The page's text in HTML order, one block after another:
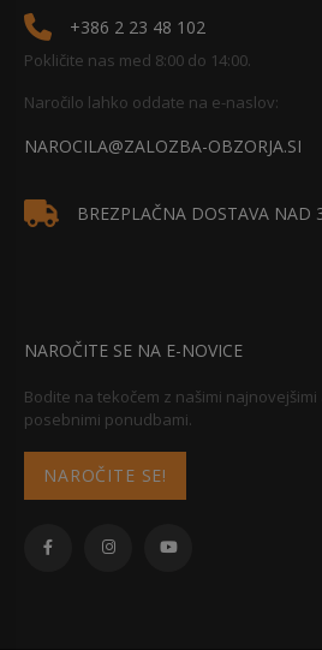
+386 2 23 48 102
Pokličite nas med 8:00 do 14:00.
Naročilo lahko oddate na e-naslov:
NAROCILA@ZALOZBA-OBZORJA.SI
BREZPLAČNA DOSTAVA NAD
NAROČITE SE NA E-NOVICE
Bodite na tekočem z našimi
posebnimi ponudbami.
NAROČITE SE!